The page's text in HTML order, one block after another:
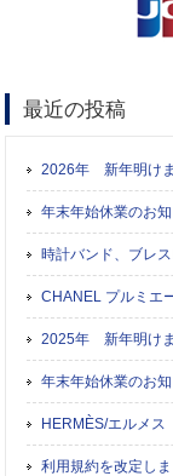
最近の投稿
2026年 新年明け
年末年始休業のお
時計バンド、ブレ
CHANEL プルミエ
2025年 新年明け
年末年始休業のお
HERMÈS/エルメ
利用規約を改定しま